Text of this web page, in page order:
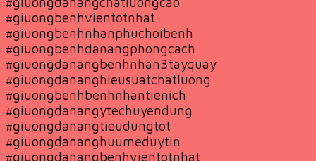
#giuongbenhvientotnhat
#giuongbenhnhanphuchoibenh
#giuongbenhdanangphongcach
#giuongdanangbenhnhan3tayquay
#giuongdananghieusuatchatluong
#giuongbenhbenhnhantienich
#giuongdanangytechuyendung
#giuongdanangtieudungtot
#giuongdananghuumeduytin
#giuongdanangbenhvientotnhat